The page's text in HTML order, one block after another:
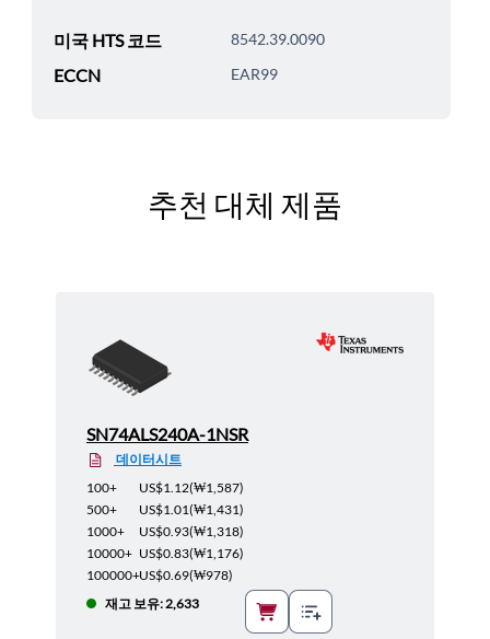
미국 HTS 코드 8542.39.0090
ECCN EAR99
추천 대체 제품
SN74ALS240A-1NSR
데이터시트
100+
US$1.12(₩1,587)
500+
US$1.01(₩1,431)
1000+
US$0.93(₩1,318)
10000+ US$0.83(₩1,176)
100000+US$0.69(₩978)
재고 보유: 2,633